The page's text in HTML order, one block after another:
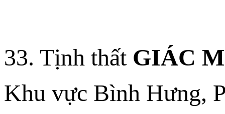
33. Tịnh thất GIÁC
Khu vực Bình Hưng,